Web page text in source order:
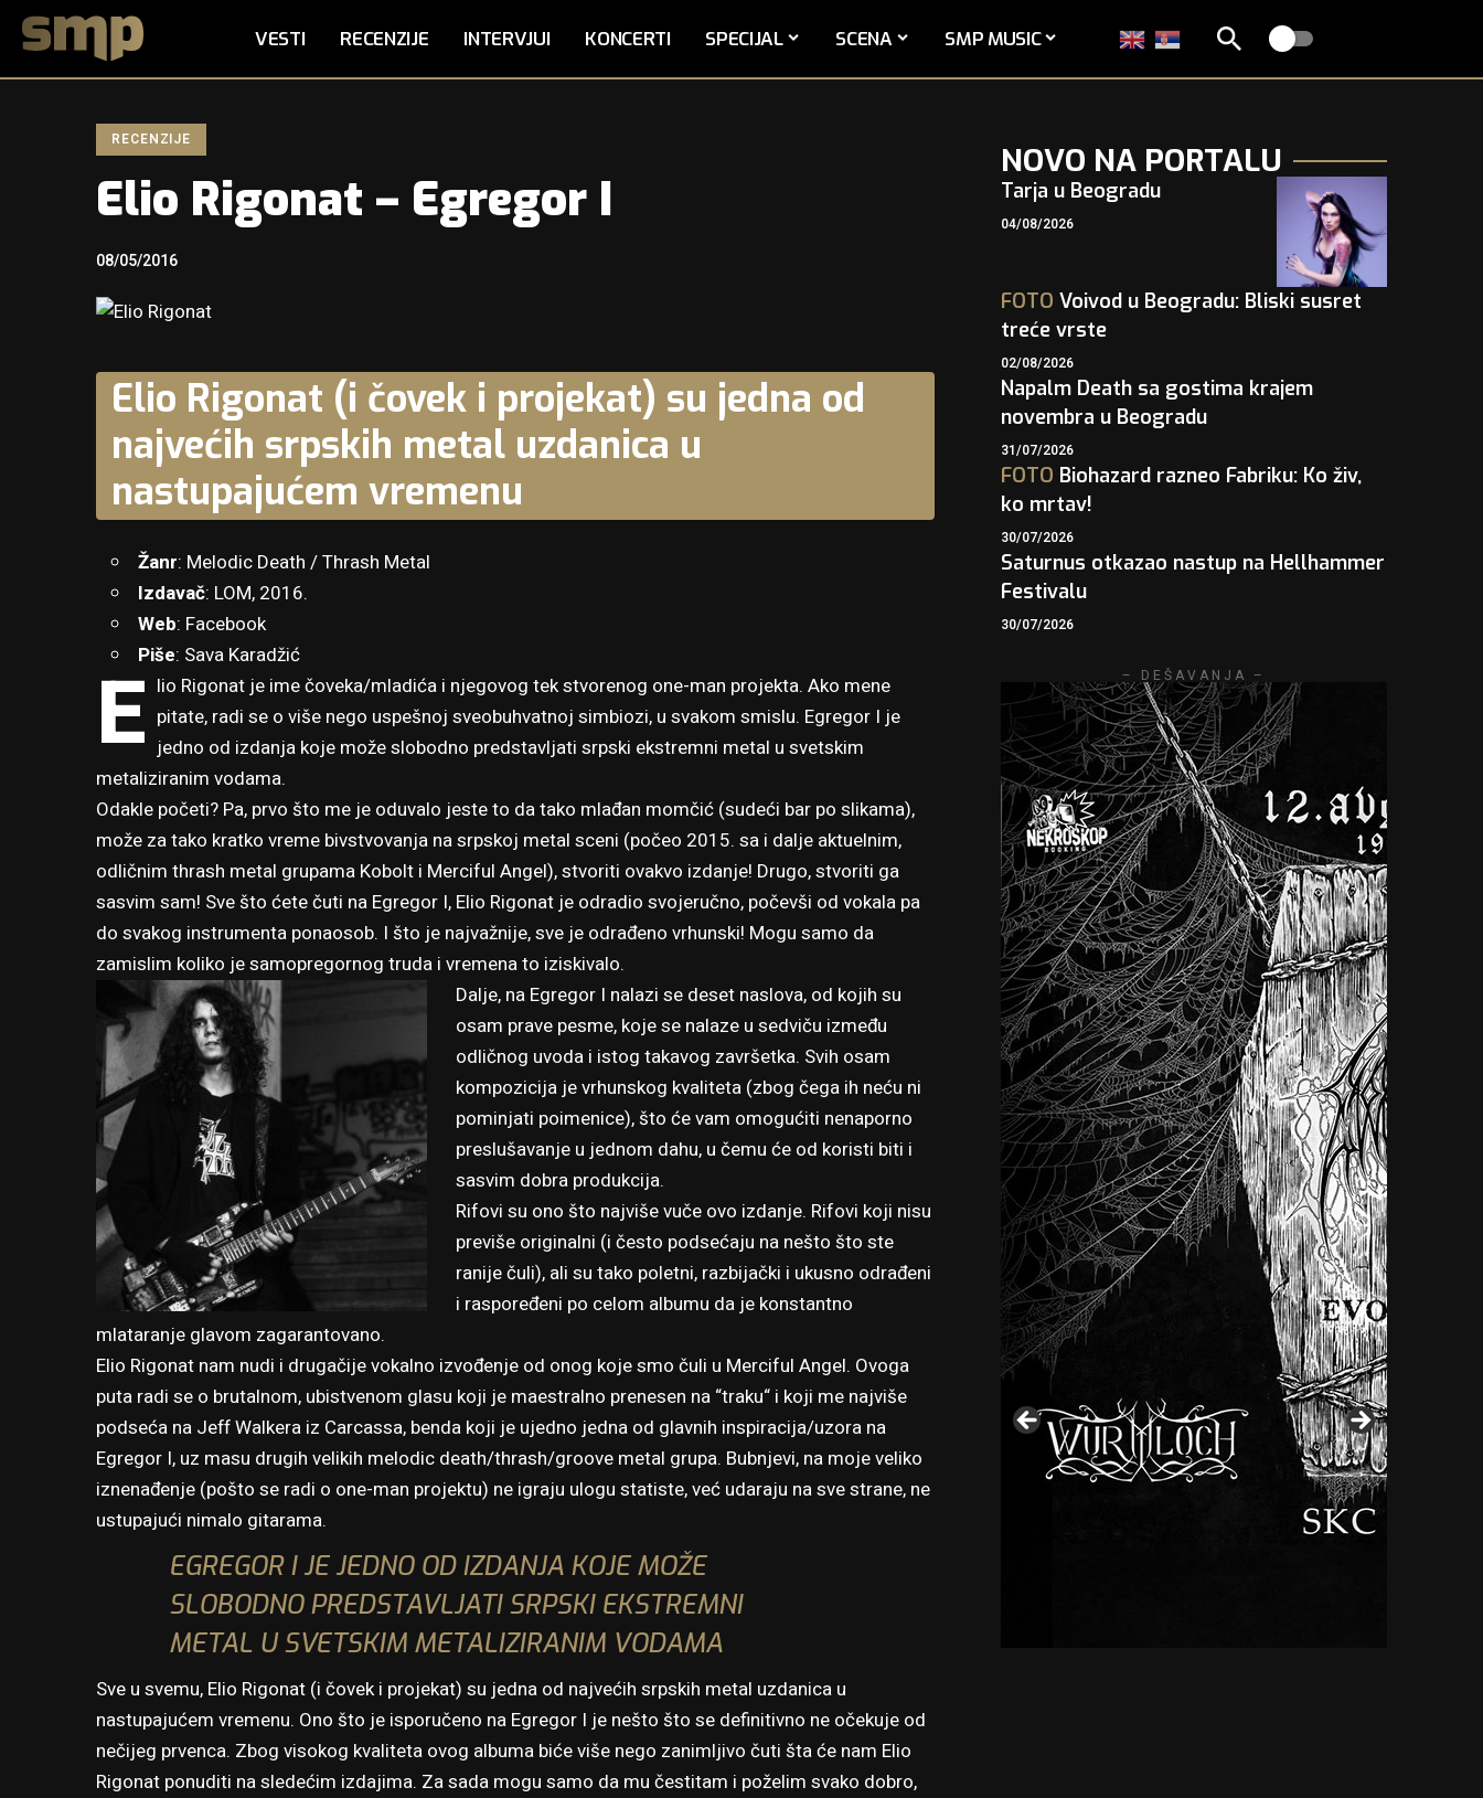
VESTI RECENZIJE INTERVJUI KONCERTI SPECIJAL SCENA SMP MUSIC
RECENZIJE
Elio Rigonat – Egregor I
08/05/2016
Elio Rigonat (i čovek i projekat) su jedna od
najvećih srpskih metal uzdanica u
nastupajućem vremenu
Žanr: Melodic Death / Thrash Metal
Izdavač: LOM, 2016.
Web: Facebook
Piše: Sava Karadžić
E lio Rigonat je ime čoveka/mladića i njegovog tek stvorenog one-man projekta. Ako mene
pitate, radi se o više nego uspešnoj sveobuhvatnoj simbiozi, u svakom smislu. Egregor I je
jedno od izdanja koje može slobodno predstavljati srpski ekstremni metal u svetskim
metaliziranim vodama.
Odakle početi? Pa, prvo što me je oduvalo jeste to da tako mlađan momčić (sudeći bar po slikama),
može za tako kratko vreme bivstvovanja na srpskoj metal sceni (počeo 2015. sa i dalje aktuelnim,
odličnim thrash metal grupama Kobolt i Merciful Angel), stvoriti ovakvo izdanje! Drugo, stvoriti ga
sasvim sam! Sve što ćete čuti na Egregor I, Elio Rigonat je odradio svojeručno, počevši od vokala pa
do svakog instrumenta ponaosob. I što je najvažnije, sve je odrađeno vrhunski! Mogu samo da
zamislim koliko je samopregornog truda i vremena to iziskivalo.
Dalje, na Egregor I nalazi se deset naslova, od kojih su
osam prave pesme, koje se nalaze u sedviču između
odličnog uvoda i istog takavog završetka. Svih osam
kompozicija je vrhunskog kvaliteta (zbog čega ih neću ni
pominjati poimenice), što će vam omogućiti nenaporno
preslušavanje u jednom dahu, u čemu će od koristi biti i
sasvim dobra produkcija.
Rifovi su ono što najviše vuče ovo izdanje. Rifovi koji nisu
previše originalni (i često podsećaju na nešto što ste
ranije čuli), ali su tako poletni, razbijački i ukusno odrađeni
i raspoređeni po celom albumu da je konstantno
mlataranje glavom zagarantovano.
Elio Rigonat nam nudi i drugačije vokalno izvođenje od onog koje smo čuli u Merciful Angel. Ovoga
puta radi se o brutalnom, ubistvenom glasu koji je maestralno prenesen na “traku“ i koji me najviše
podseća na Jeff Walkera iz Carcassa, benda koji je ujedno jedna od glavnih inspiracija/uzora na
Egregor I, uz masu drugih velikih melodic death/thrash/groove metal grupa. Bubnjevi, na moje veliko
iznenađenje (pošto se radi o one-man projektu) ne igraju ulogu statiste, već udaraju na sve strane, ne
ustupajući nimalo gitarama.
EGREGOR I JE JEDNO OD IZDANJA KOJE MOŽE
SLOBODNO PREDSTAVLJATI SRPSKI EKSTREMNI
METAL U SVETSKIM METALIZIRANIM VODAMA
Sve u svemu, Elio Rigonat (i čovek i projekat) su jedna od najvećih srpskih metal uzdanica u
nastupajućem vremenu. Ono što je isporučeno na Egregor I je nešto što se definitivno ne očekuje od
nečijeg prvenca. Zbog visokog kvaliteta ovog albuma biće više nego zanimljivo čuti šta će nam Elio
Rigonat ponuditi na sledećim izdajima. Za sada mogu samo da mu čestitam i poželim svako dobro,
NOVO NA PORTALU
Tarja u Beogradu
04/08/2026
FOTO Voivod u Beogradu: Bliski susret
treće vrste
02/08/2026
Napalm Death sa gostima krajem
novembra u Beogradu
31/07/2026
FOTO Biohazard razneo Fabriku: Ko živ,
ko mrtav!
30/07/2026
Saturnus otkazao nastup na Hellhammer
Festivalu
30/07/2026
– DEŠAVANJA –